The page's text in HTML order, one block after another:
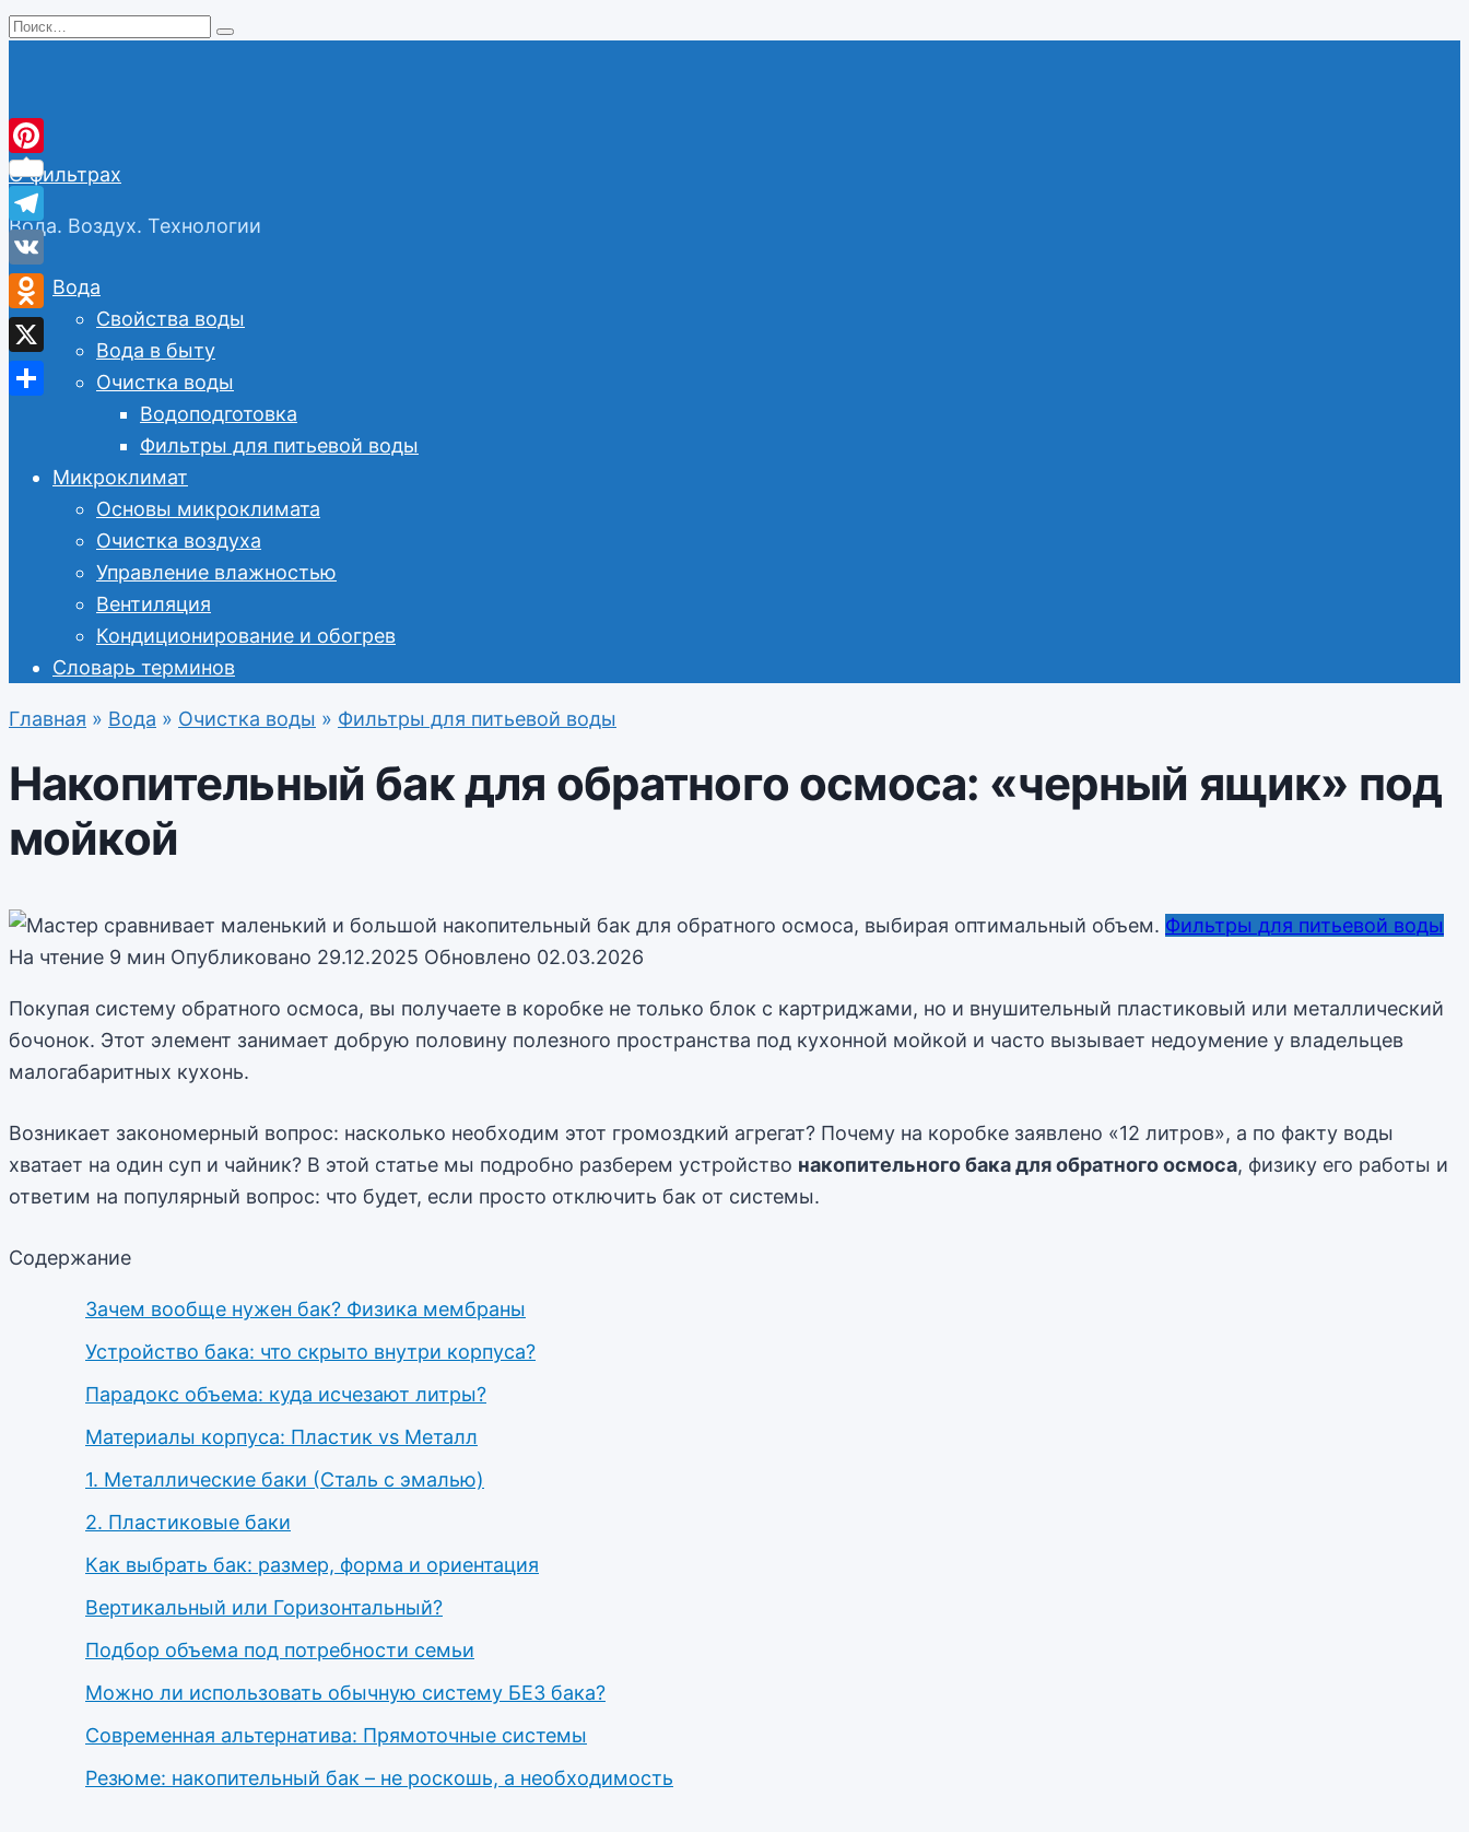
Перейти
Search
О фильтрах
Вода. Воздух. Технологии
Вода
Свойства воды
Вода в быту
Очистка воды
Водоподготовка
Фильтры для питьевой воды
Микроклимат
Основы микроклимата
Очистка воздуха
Управление влажностью
Вентиляция
Кондиционирование и обогрев
Словарь терминов
Главная » Вода » Очистка воды » Фильтры для питьевой воды
Накопительный бак для обратного осмоса: «черный ящик» под
мойкой
Фильтры для питьевой воды
На чтение 9 мин Опубликовано 29.12.2025 Обновлено 02.03.2026
Покупая систему обратного осмоса, вы получаете в коробке не только блок с картриджами, но и внушительный пластиковый или металлический
бочонок. Этот элемент занимает добрую половину полезного пространства под кухонной мойкой и часто вызывает недоумение у владельцев
малогабаритных кухонь.
Возникает закономерный вопрос: насколько необходим этот громоздкий агрегат? Почему на коробке заявлено «12 литров», а по факту воды
хватает на один суп и чайник? В этой статье мы подробно разберем устройство накопительного бака для обратного осмоса, физику его работы и
ответим на популярный вопрос: что будет, если просто отключить бак от системы.
Содержание
Зачем вообще нужен бак? Физика мембраны
Устройство бака: что скрыто внутри корпуса?
Парадокс объема: куда исчезают литры?
Материалы корпуса: Пластик vs Металл
1. Металлические баки (Сталь с эмалью)
2. Пластиковые баки
Как выбрать бак: размер, форма и ориентация
Вертикальный или Горизонтальный?
Подбор объема под потребности семьи
Можно ли использовать обычную систему БЕЗ бака?
Современная альтернатива: Прямоточные системы
Резюме: накопительный бак – не роскошь, а необходимость
Pinterest
Telegram
VK
Odnoklassniki
X